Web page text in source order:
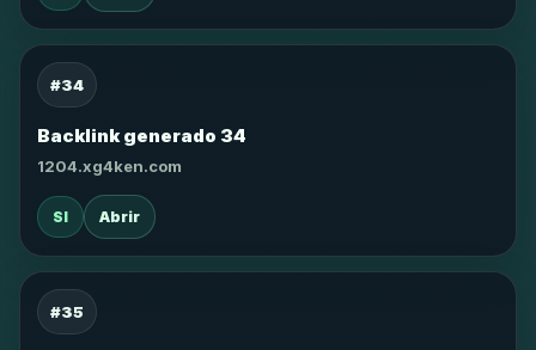
#34
Backlink generado 34
1204.xg4ken.com
SI Abrir
#35